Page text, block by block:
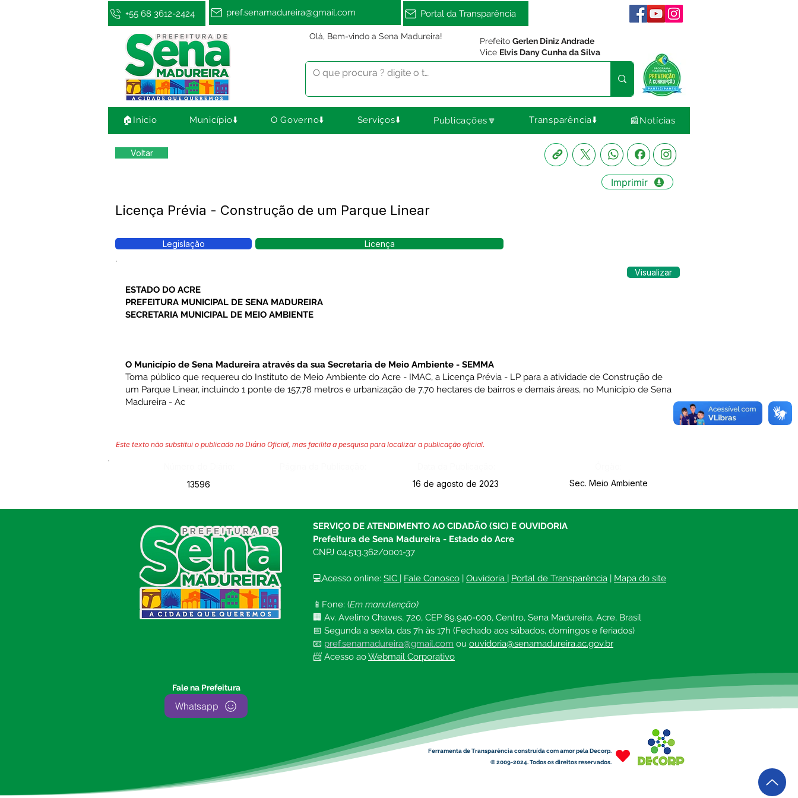
+55 68 3612-2424 pref.senamadureira@gmail.com Portal da Transparência
Olá, Bem-vindo a Sena Madureira! Prefeito Gerlen Diniz Andrade
Vice Elvis Dany Cunha da Silva
🏠Início Município⬇️ O Governo⬇️ Serviços⬇️ Publicações🔽 Transparência⬇️ 📰Notícias
Voltar
Imprimir
Licença Prévia - Construção de um Parque Linear
Legislação Licença
Visualizar
ESTADO DO ACRE
PREFEITURA MUNICIPAL DE SENA MADUREIRA
SECRETARIA MUNICIPAL DE MEIO AMBIENTE
O Município de Sena Madureira através da sua Secretaria de Meio Ambiente - SEMMA
Torna público que requereu do Instituto de Meio Ambiente do Acre - IMAC, a Licença Prévia - LP para a atividade de Construção de
um Parque Linear, incluindo 1 ponte de 157,78 metros e urbanização de 7,70 hectares de bairros e demais áreas, no Município de Sena
Madureira - Ac
Este texto não substitui o publicado no Diário Oficial, mas facilita a pesquisa para localizar a publicação oficial.
13596
16 de agosto de 2023 Sec. Meio Ambiente
CIDADÃO (SIC) E OUVIDORIA
Prefeitura de Sena Madureira
CNPJ 04.513.362/0001-37
Av. Avelino Chaves, n° 720, 69940-
Sena Madureira, Acre, Brasil
Fone: +55 (68) 9927-0502
SERVIÇO DE ATENDIMENTO AO CIDADÃO (SIC) E OUVIDORIA
Prefeitura de Sena Madureira - Estado do Acre
CNPJ 04.513.362/0001-37
💻Acesso online: SIC | Fale Conosco | Ouvidoria | Portal de Transparência | Mapa do site
📱Fone: (Em manutenção)
🏢 Av. Avelino Chaves, 720, CEP 69.940-000, Centro, Sena Madureira, Acre, Brasil
📅 Segunda a sexta, das 7h às 17h (Fechado aos sábados, domingos e feriados)
📧 pref.senamadureira@gmail.com ou ouvidoria@senamadureira.ac.gov.br
📨 Acesso ao Webmail Corporativo
Fale na Prefeitura
Whatsapp
Ferramenta de Transparência construída com amor pela Decorp.
© 2009-2024. Todos os direitos reservados.